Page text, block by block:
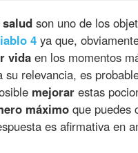
son uno de los
4 ya que,
vida en los momentos
su relevancia, es
mejorar estas
máximo que puedes
es afirmativa en